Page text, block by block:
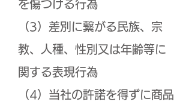
を傷つける行為
（3）差別に繋がる民族、宗
教、人種、性別又は年齢等に
関する表現行為
（4）当社の許諾を得ずに商品